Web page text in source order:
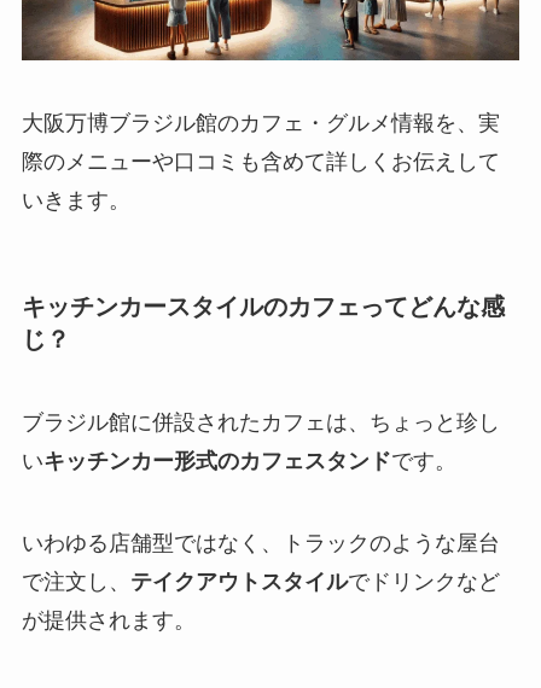
大阪万博ブラジル館のカフェ・グルメ情報を、実
際のメニューや口コミも含めて詳しくお伝えして
いきます。
キッチンカースタイルのカフェってどんな感
じ？
ブラジル館に併設されたカフェは、ちょっと珍し
いキッチンカー形式のカフェスタンドです。
いわゆる店舗型ではなく、トラックのような屋台
で注文し、 テイクアウトスタイルでドリンクなど
が提供されます。